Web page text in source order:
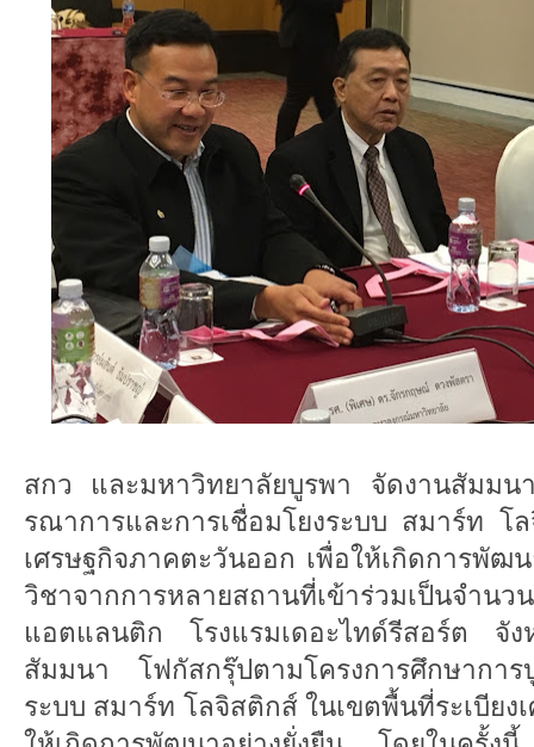
สกว และมหาวิทยาลัยบูรพา จัดงานสัมมน
รณาการและการเชื่อมโยงระบบ สมาร์ท โ
เศรษฐกิจภาคตะวันออก เพื่อให้เกิดการพัฒ
วิชาจากการหลายสถานที่เข้าร่วม
แอตแลนติก โรงแรมเดอะไทด์รีสอร์ต จั
สัมมนา โฟกัสกรุ๊ปตามโครงการศึกษาการ
ระบบ สมาร์ท โลจิสติกส์ ในเขตพื้นที่ระเบียง